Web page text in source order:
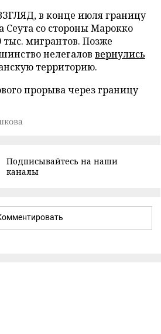
в конце июля границу
Сеута со стороны Марокко
тыс. мигрантов. Позже
нелегалов вернулись
территорию.
прорыва через границу
Подписывайтесь на наши
каналы